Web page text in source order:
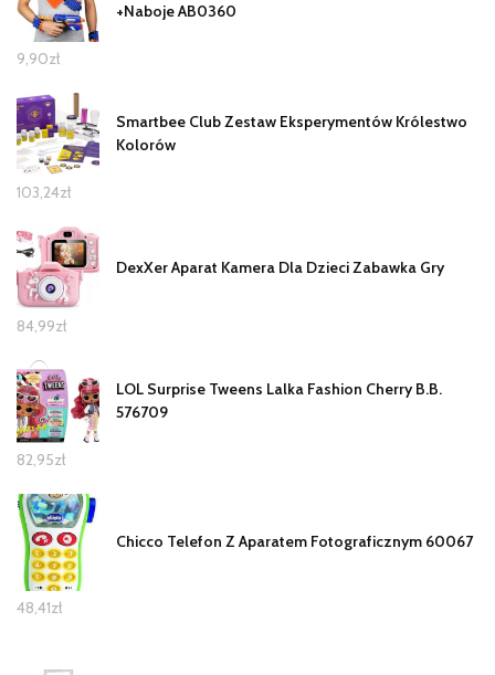
+Naboje AB0360
9,90zł
Smartbee Club Zestaw Eksperymentów Królestwo
Kolorów
103,24zł
DexXer Aparat Kamera Dla Dzieci Zabawka Gry
84,99zł
LOL Surprise Tweens Lalka Fashion Cherry B.B.
576709
82,95zł
Chicco Telefon Z Aparatem Fotograficznym 60067
48,41zł